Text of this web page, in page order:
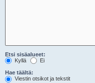
Etsi sisäalueet:
Kyllä
Ei
Hae täältä:
Viestin otsikot ja tekstit